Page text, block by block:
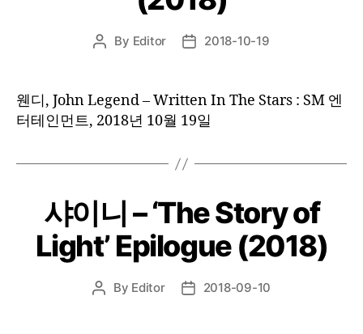
Post
By Editor
Post2018-10-19
웬디, John Legend – Written In The Stars : SM 엔
터테인먼트, 2018년 10월 19일
샤이니 – ‘The Story of
Light’ Epilogue (2018)
Post
By Editor
Post2018-09-10